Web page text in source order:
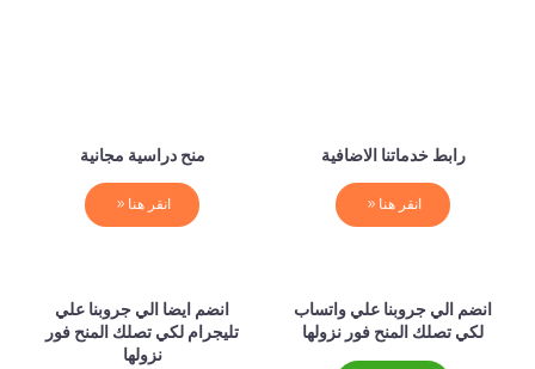
رابط خدماتنا الاضافية
انقر هنا
منح دراسية مجانية
انقر هنا
انضم الي جروبنا علي واتساب
لكي تصلك المنح فور نزولها
انضم ايضا الي جروبنا علي
تليجرام لكي تصلك المنح فور
نزولها